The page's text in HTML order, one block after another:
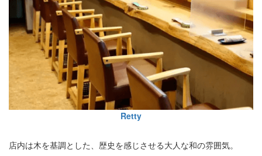
Retty
店内は木を基調とした、歴史を感じさせる大人な和の雰囲気。